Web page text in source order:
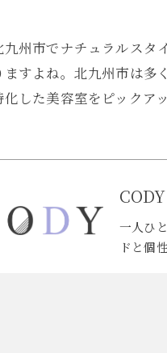
九州市でナチュラルスタ
ますよね。北九州市は
化した美容室をピックア
CODY
一人ひ
ドと個